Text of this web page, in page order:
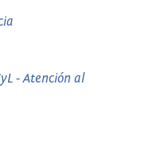
- Atención al